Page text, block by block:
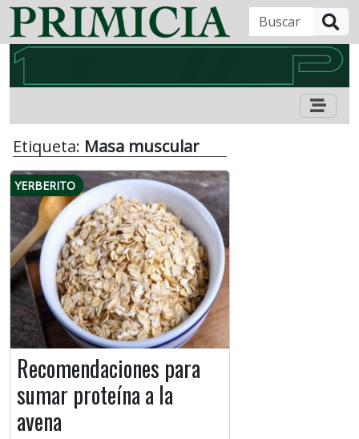
Etiqueta: Masa muscular
YERBERITO
Recomendaciones para
sumar proteína a la
avena